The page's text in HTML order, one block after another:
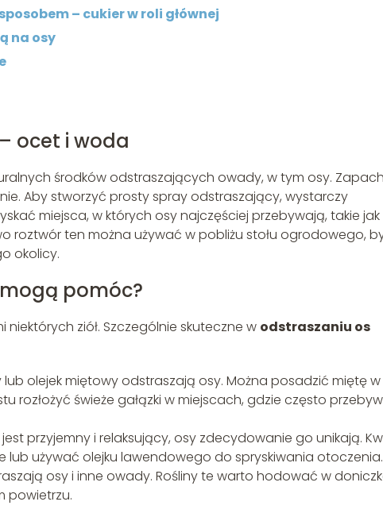
– cukier w roli głównej
na osy
ocet i woda
środków odstraszających owady, w tym osy. Zapach
Aby stworzyć prosty spray odstraszający, wystarczy
miejsca, w których osy najczęściej przebywają, takie jak
roztwór ten można używać w pobliżu stołu ogrodowego,
okolicy.
pomóc?
ziół. Szczególnie skuteczne w odstraszaniu os
olejek miętowy odstraszają osy. Można posadzić miętę w
rozłożyć świeże gałązki w miejscach, gdzie często
przyjemny i relaksujący, osy zdecydowanie go unikają.
używać olejku lawendowego do spryskiwania otoczenia.
osy i inne owady. Rośliny te warto hodować w
powietrzu.